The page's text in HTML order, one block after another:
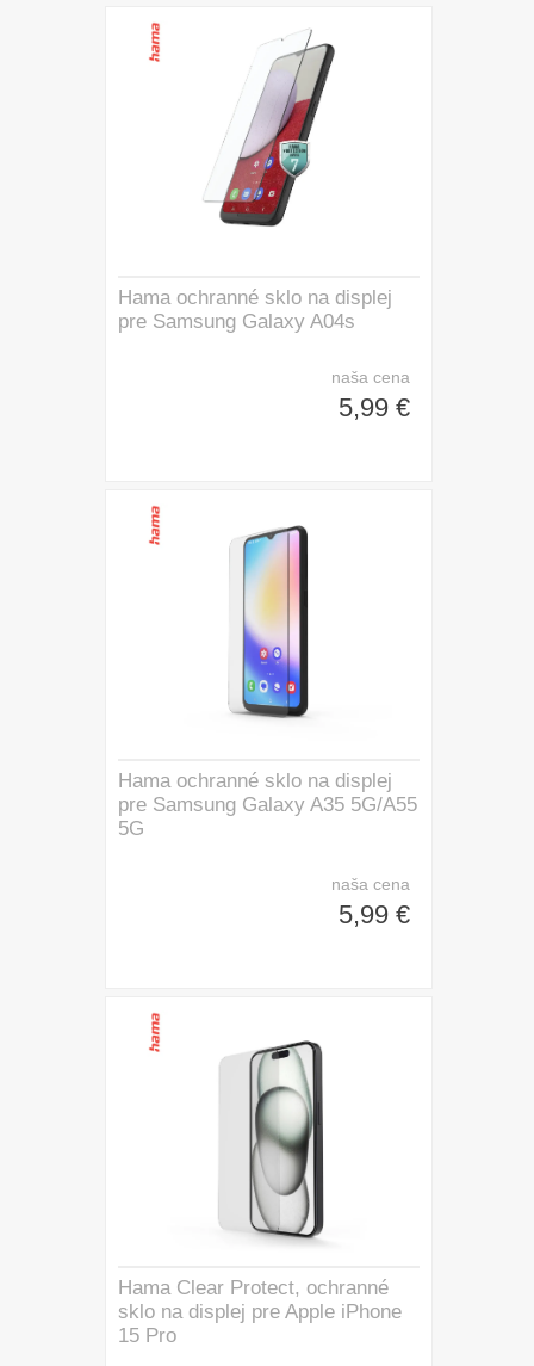
Hama ochranné sklo na displej
pre Samsung Galaxy A04s
naša cena
5,99 €
Hama ochranné sklo na displej
pre Samsung Galaxy A35 5G/A55
5G
naša cena
5,99 €
Hama Clear Protect, ochranné
sklo na displej pre Apple iPhone
15 Pro